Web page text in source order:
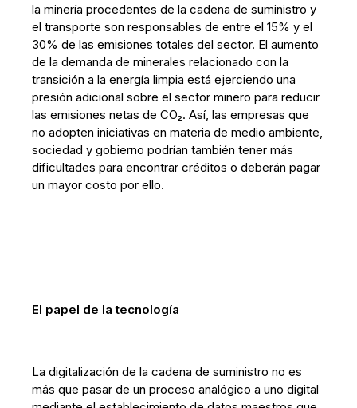
la minería procedentes de la cadena de suministro y
el transporte son responsables de entre el 15% y el
30% de las emisiones totales del sector. El aumento
de la demanda de minerales relacionado con la
transición a la energía limpia está ejerciendo una
presión adicional sobre el sector minero para reducir
las emisiones netas de CO₂. Así, las empresas que
no adopten iniciativas en materia de medio ambiente,
sociedad y gobierno podrían también tener más
dificultades para encontrar créditos o deberán pagar
un mayor costo por ello.
El papel de la tecnología
La digitalización de la cadena de suministro no es
más que pasar de un proceso analógico a uno digital